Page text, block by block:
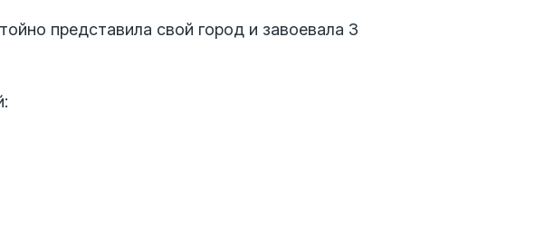
представила свой город и завоевала 3